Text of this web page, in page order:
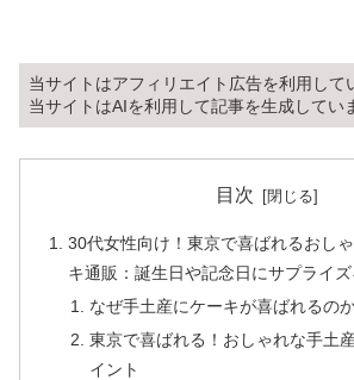
当サイトはアフィリエイト広告を利用して
当サイトはAIを利用して記事を生成してい
目次
30代女性向け！東京で喜ばれるおし
キ通販：誕生日や記念日にサプライズ
なぜ手土産にケーキが喜ばれるの
東京で喜ばれる！おしゃれな手土
イント